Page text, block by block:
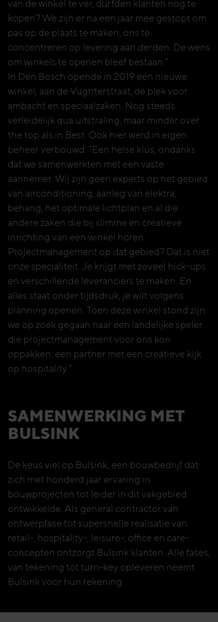
van de winkel te ver, durfden klanten nog te
kopen? We zijn er na een jaar mee gestopt om
pas op de plaats te maken, ons te
concentreren op levering aan derden. De wens
om winkels te openen bleef bestaan.”
In Den Bosch opende in 2019 een nieuwe
winkel, aan de Vughterstraat, dé plek voor
ambacht en speciaalzaken. Nog steeds
verleidelijk qua uitstraling, maar minder over
the top als in Best. Ook hier werd in eigen
beheer verbouwd. “Een helse klus, ondanks
dat we samenwerkten met een vaste
aannemer. Wij zijn geen experts op het gebied
van airconditioning, aanleg van elektra,
behang, het optimale lichtplan en al die
andere zaken die bij slimme en creatieve
inrichting van een winkel horen.
Projectmanagement op dat gebied? Dat is niet
onze specialiteit. Je krijgt met zoveel hick-ups
en verschillende leveranciers te maken. En
alles staat onder tijdsdruk, je wilt volgens
planning openen. Toen deze winkel stond zijn
we op zoek gegaan naar een landelijke speler
die projectmanagement voor ons kon
oppakken, een partner met een creatieve kijk
op hospitality.”
SAMENWERKING MET
BULSINK
De keus viel op Bulsink, een bouwbedrijf dat
zich met honderd jaar ervaring in
bouwprojecten tot leider in dit vakgebied
ontwikkelde. Als general contractor van
ontwerpfase tot supersnelle realisatie van
retail-, hospitality-, leisure-, office en care-
concepten ontzorgt Bulsink klanten. Alle fases,
van tekening tot turn-key opleveren neemt
Bulsink voor hun rekening.